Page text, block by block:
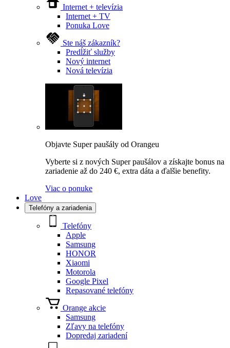
Internet + televízia
Internet + TV
Ponuka Love
Ste náš zákazník?
Predĺžiť služby
Nový internet
Nová televízia
Objavte Super paušály od Orangeu
Vyberte si z nových Super paušálov a získajte bonus na
zariadenie až do 240 €, extra dáta a ďalšie benefity.
Viac o ponuke
Love
Telefóny a zariadenia
Telefóny
Apple
Samsung
HONOR
Xiaomi
Motorola
Google Pixel
Repasované telefóny
Orange akcie
Samsung
Zľavy na telefóny
Dopredaj zariadení